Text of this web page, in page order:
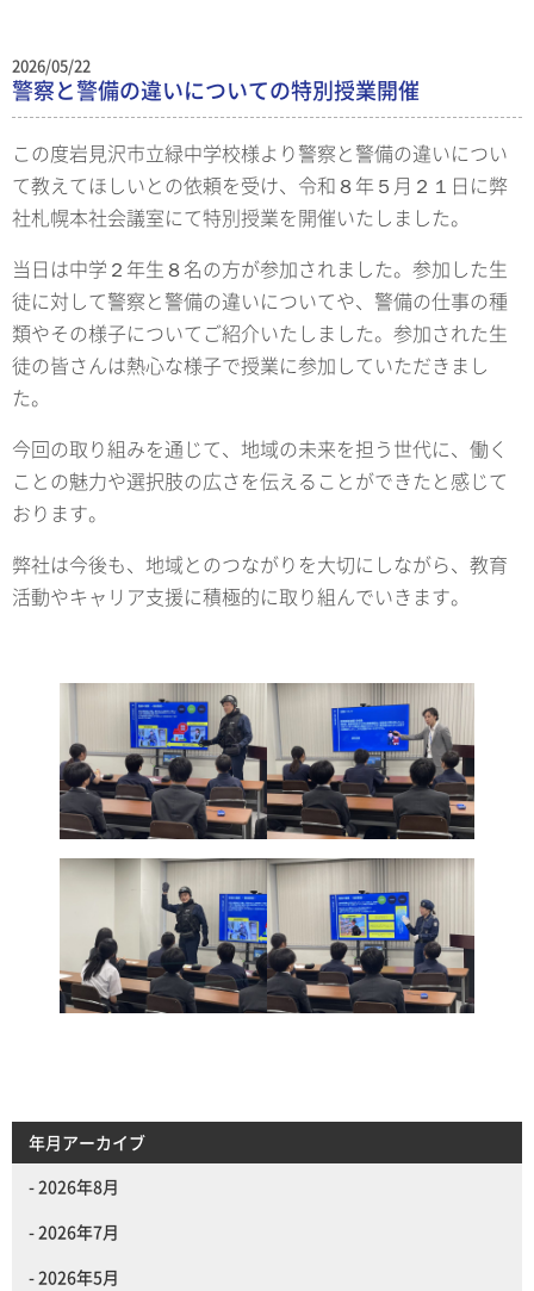
2026/05/22
警察と警備の違いについての特別授業開催
この度岩見沢市立緑中学校様より警察と警備の違いについ
て教えてほしいとの依頼を受け、令和８年５月２１日に弊
社札幌本社会議室にて特別授業を開催いたしました。
当日は中学２年生８名の方が参加されました。参加した生
徒に対して警察と警備の違いについてや、警備の仕事の種
類やその様子についてご紹介いたしました。参加された生
徒の皆さんは熱心な様子で授業に参加していただきまし
た。
今回の取り組みを通じて、地域の未来を担う世代に、働く
ことの魅力や選択肢の広さを伝えることができたと感じて
おります。
弊社は今後も、地域とのつながりを大切にしながら、教育
活動やキャリア支援に積極的に取り組んでいきます。
年月アーカイブ
2026年8月
2026年7月
2026年5月